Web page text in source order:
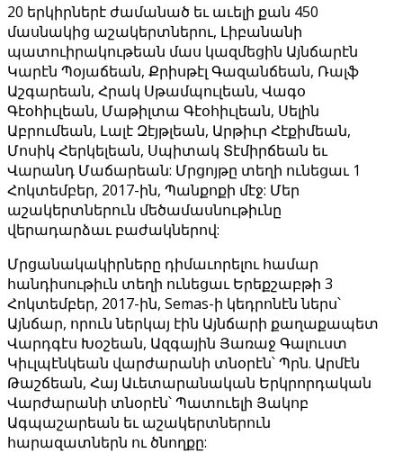
20 երկիրներէ ժամանած եւ աւելի քան 450
մասնակից աշակերտներու, Լիբանանի
պատուիրակութեան մաս կազմեցին Այնճարէն
Կարէն Պօյաճեան, Քրիսթէլ Գազանճեան, Ռալֆ
Աշգարեան, Հրակ Սթամպուլեան, Վագօ
Գէօհիւլեան, Մաթիլտա Գէօհիւլեան, Սելին
Աբրումեան, Լալէ Զէյթլեան, Արթիւր Հէքիմեան,
Մոսիկ Հերկելեան, Սպիտակ Տէմիրճեան եւ
Վարանդ Մաճարեան: Մրցոյթը տեղի ունեցաւ 1
Հոկտեմբեր, 2017-ին, Պանքոքի մէջ: Մեր
աշակերտներուն մեծամասնութիւնը
վերադարձաւ բաժակներով:
Մրցանակակիրները դիմաւորելու համար
հանդիսութիւն տեղի ունեցաւ Երեքշաբթի 3
Հոկտեմբեր, 2017-ին, Semas-ի կեդրոնէն ներս՝
Այնճար, որուն ներկայ էին Այնճարի քաղաքապետ
Վարդգէս Խօշեան, Ազգային Յառաջ Գալուստ
Կիւլպէնկեան վարժարանի տնօրէն՝ Պրն. Արմէն
Թաշճեան, Հայ Աւետարանական Երկրորդական
Վարժարանի տնօրէն՝ Պատուելի Յակոբ
Ագպաշարեան եւ աշակերտներուն
հարազատներն ու ծնողքը: